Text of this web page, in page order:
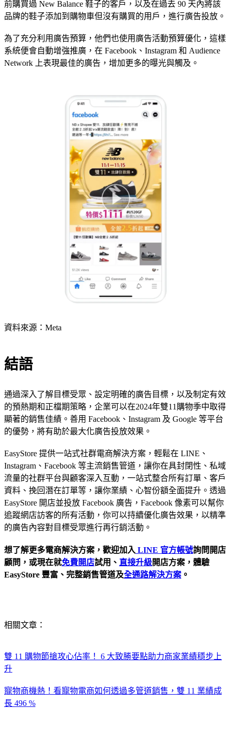
前購買過 New Balance 鞋子的客戶，以及在過去 90 天內將該
品牌的鞋子添加到購物車但沒有購買的用戶，進行廣告投放。
為了充分利用廣告預算，他們也使用廣告活動預算優化，這樣
系統便會自動增強推廣，在 Facebook、Instagram 和 Audience
Network 上表現最佳的廣告，增加更多的曝光與觸及。
資料來源：Meta
結語
通過深入了解目標受眾、設定明確的廣告目標，以及制定有效
的預熱期和正檔期策略，企業可以在2024年雙11購物季中取得
顯著的銷售佳績。善用 Facebook、Instagram 及 Google 等平台
的優勢，將有助於最大化廣告投放效果。
EasyStore 提供一站式社群電商解決方案，輕鬆在 LINE、
Instagram、Facebook 等主流銷售管道，讓你在具封閉性、私域
流量的社群平台與顧客深入互動，一站式整合所有訂單、客戶
資料、挽回潛在訂單等，讓你業績、心智份額全面提升。透過
EasyStore 開店並投放 Facebook 廣告，Facebook 像素可以幫你
追蹤網店訪客的所有活動，你可以持續優化廣告效果，以精準
的廣告內容對目標受眾進行再行銷活動。
想了解更多電商解決方案，歡迎加入 LINE 官方帳號詢問開店
顧問，或現在就免費開店試用、 直接升級開店方案，體驗
EasyStore 豐富、完整銷售管道及全通路解決方案 。
相關文章：
雙 11 購物節搶攻心佔率！ 6 大致勝要點助力商家業績穩步上
升
寵物商機熱！看寵物電商如何透過多管道銷售，雙 11 業績成
長 496 %